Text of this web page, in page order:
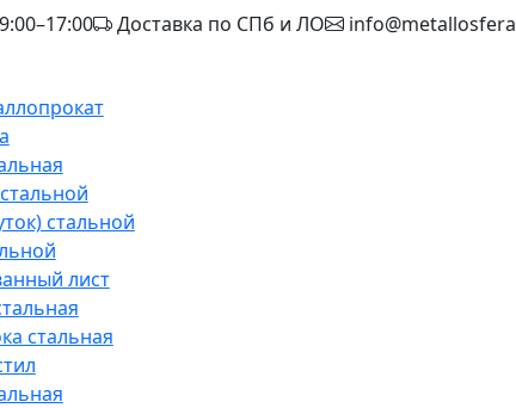
Доставка по СПб и ЛО
стальной
лист
стальная